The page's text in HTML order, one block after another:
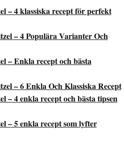
– 4 klassiska recept för perfekt
– 4 Populära Varianter Och
– Enkla recept och bästa
– 6 Enkla Och Klassiska Recept
– 4 enkla recept och bästa tipsen
– 5 enkla recept som lyfter